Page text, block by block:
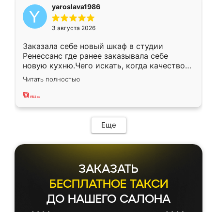
yaroslava1986
3 августа 2026
Заказала себе новый шкаф в студии
Ренессанс где ранее заказывала себе
новую кухню.Чего искать, когда качеством
вполне довольна. Служит кухня уже почти
два года, нареканий нет.
Читать полностью
Еще
ЗАКАЗАТЬ
БЕСПЛАТНОЕ ТАКСИ
ДО НАШЕГО САЛОНА